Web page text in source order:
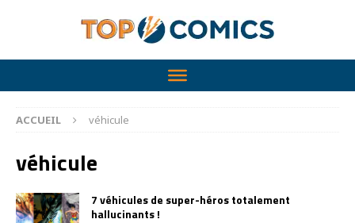
ACCUEIL véhicule
véhicule
7 véhicules de super-héros totalement
hallucinants !